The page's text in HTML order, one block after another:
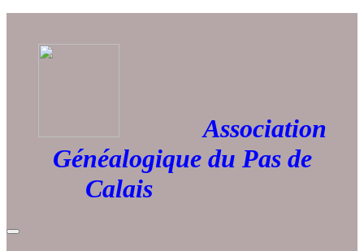
Association
Généalogique du Pas de
Calais